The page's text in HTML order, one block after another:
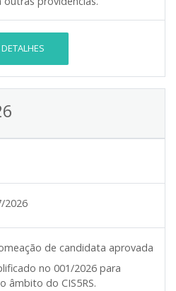
2026
de candidata aprovada
no 001/2026 para
âmbito do CIS5RS.